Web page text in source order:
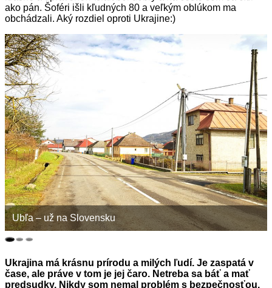
ako pán. Šoféri išli kľudných 80 a veľkým oblúkom ma
obchádzali. Aký rozdiel oproti Ukrajine:)
Ubľa – už na Slovensku
Ukrajina má krásnu prírodu a milých ľudí. Je zaspatá v
čase, ale práve v tom je jej čaro. Netreba sa báť a mať
predsudky. Nikdy som nemal problém s bezpečnosťou.